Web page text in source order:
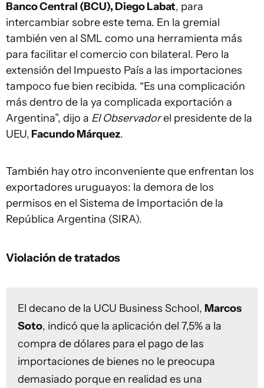
Banco Central (BCU), Diego Labat, para
intercambiar sobre este tema. En la gremial
también ven al SML como una herramienta más
para facilitar el comercio con bilateral. Pero la
extensión del Impuesto País a las importaciones
tampoco fue bien recibida. “Es una complicación
más dentro de la ya complicada exportación a
Argentina”, dijo a El Observadorel presidente de la
UEU, Facundo Márquez.
También hay otro inconveniente que enfrentan los
exportadores uruguayos: la demora de los
permisos en el Sistema de Importación de la
República Argentina (SIRA).
Violación de tratados
El decano de la UCU Business School, Marcos
Soto, indicó que la aplicación del 7,5% a la
compra de dólares para el pago de las
importaciones de bienes no le preocupa
demasiado porque en realidad es una